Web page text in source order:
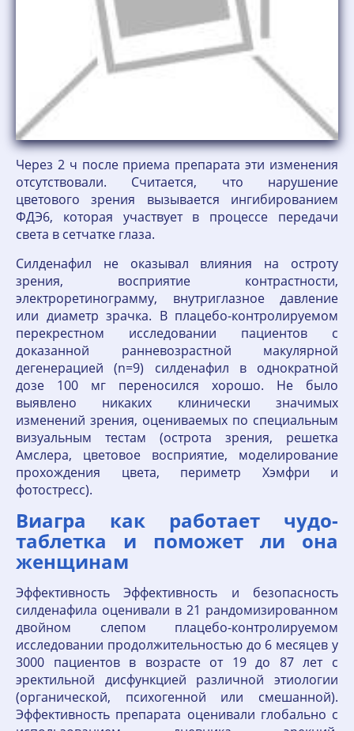
Через 2 ч после приема препарата эти изменения
отсутствовали. Считается, что нарушение
цветового зрения вызывается ингибированием
ФДЭ6, которая участвует в процессе передачи
света в сетчатке глаза.
Силденафил не оказывал влияния на остроту
зрения, восприятие контрастности,
электроретинограмму, внутриглазное давление
или диаметр зрачка. В плацебо-контролируемом
перекрестном исследовании пациентов с
доказанной ранневозрастной макулярной
дегенерацией (n=9) силденафил в однократной
дозе 100 мг переносился хорошо. Не было
выявлено никаких клинически значимых
изменений зрения, оцениваемых по специальным
визуальным тестам (острота зрения, решетка
Амслера, цветовое восприятие, моделирование
прохождения цвета, периметр Хэмфри и
фотостресс).
Виагра как работает чудо-
таблетка и поможет ли она
женщинам
Эффективность Эффективность и безопасность
силденафила оценивали в 21 рандомизированном
двойном слепом плацебо-контролируемом
исследовании продолжительностью до 6 месяцев у
3000 пациентов в возрасте от 19 до 87 лет с
эректильной дисфункцией различной этиологии
(органической, психогенной или смешанной).
Эффективность препарата оценивали глобально с